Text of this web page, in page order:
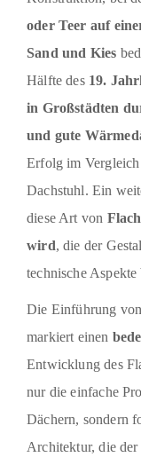
oder Teer auf
Sand und Kies
Hälfte des 19.
in Großstädten
und gute
Erfolg im Vergleich
Dachstuhl. Ein
diese Art von
wird, die der
technische
Die Einführung
markiert einen
Entwicklung des
nur die einfache
Dächern, sondern
Architektur, die der